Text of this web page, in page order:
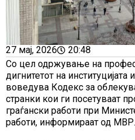
27 мај, 2026
20:48
Со цел одржување на
дигнитетот на институцијата
воведува Кодекс за
странки кои ги посетуваат
граѓански работи при
работи, информираат од МВР.